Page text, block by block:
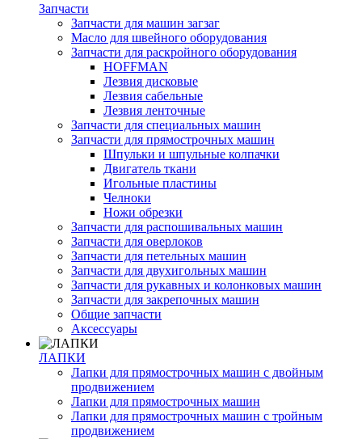
Запчасти
Запчасти для машин загзаг
Масло для швейного оборудования
Запчасти для раскройного оборудования
HOFFMAN
Лезвия дисковые
Лезвия сабельные
Лезвия ленточные
Запчасти для специальных машин
Запчасти для прямострочных машин
Шпульки и шпульные колпачки
Двигатель ткани
Игольные пластины
Челноки
Ножи обрезки
Запчасти для распошивальных машин
Запчасти для оверлоков
Запчасти для петельных машин
Запчасти для двухигольных машин
Запчасти для рукавных и колонковых машин
Запчасти для закрепочных машин
Общие запчасти
Аксессуары
ЛАПКИ
Лапки для прямострочных машин с двойным
продвижением
Лапки для прямострочных машин
Лапки для прямострочных машин с тройным
продвижением